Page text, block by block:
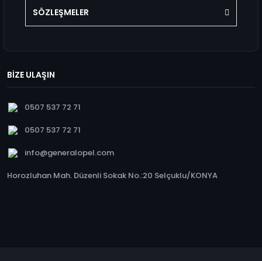
SÖZLEŞMELER
BİZE ULAŞIN
0507 537 72 71
0507 537 72 71
info@generalopel.com
Horozluhan Mah. Düzenli Sokak No.:20 Selçuklu/KONYA